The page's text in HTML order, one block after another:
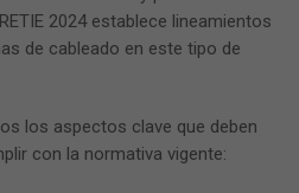
2024 establece lineamientos
de cableado en este tipo de
los aspectos clave que deben
con la normativa vigente: